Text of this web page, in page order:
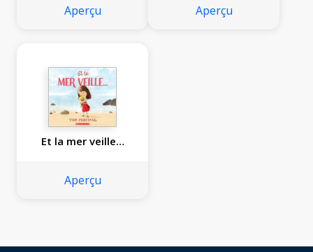
Aperçu Aperçu
Et la mer veille…
Aperçu